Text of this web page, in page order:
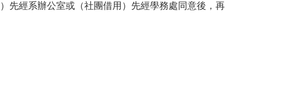
先經系辦公室或（社團借用）先經學務處同意後，再